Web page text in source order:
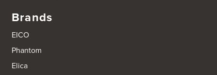
A/S Kærsgaard
Hjørringvej 42
9400 Nørresundby
http://www.designa.dk
Brands
EICO
Phantom
Elica